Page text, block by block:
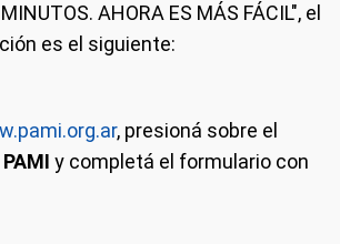
AHORA ES MÁS FÁCIL", el
es el siguiente:
, presioná sobre el
y completá el formulario con